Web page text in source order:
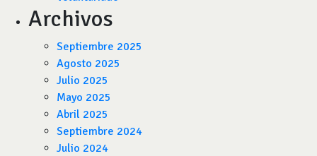
Archivos
Septiembre 2025
Agosto 2025
Julio 2025
Mayo 2025
Abril 2025
Septiembre 2024
Julio 2024